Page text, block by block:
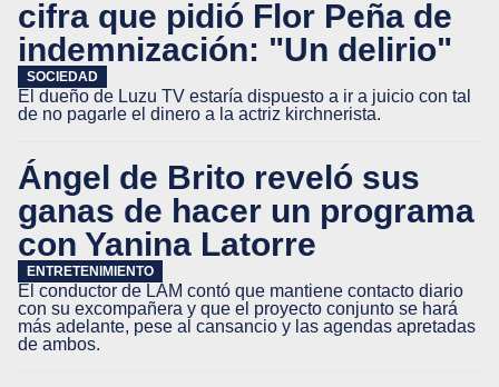
cifra que pidió Flor Peña de
indemnización: "Un delirio"
SOCIEDAD
El dueño de Luzu TV estaría dispuesto a ir a juicio con tal
de no pagarle el dinero a la actriz kirchnerista.
Ángel de Brito reveló sus
ganas de hacer un programa
con Yanina Latorre
ENTRETENIMIENTO
El conductor de LAM contó que mantiene contacto diario
con su excompañera y que el proyecto conjunto se hará
más adelante, pese al cansancio y las agendas apretadas
de ambos.